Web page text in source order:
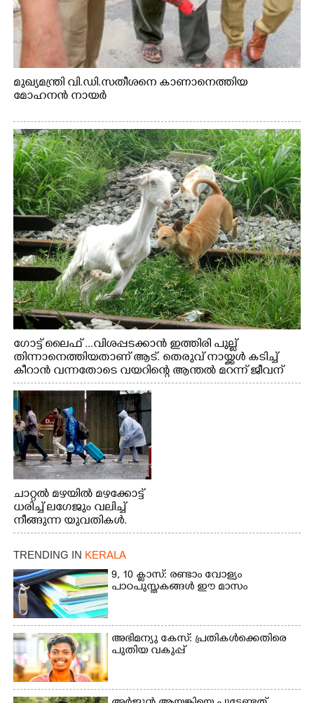
മുഖ്യമന്ത്രി വി.ഡി.സതീശനെ കാണാനെത്തിയ
മോഹനൻ നായർ
ഗോട്ട് ലൈഫ് ...വിശപ്പടക്കാൻ ഇത്തിരി പുല്ല്
തിന്നാനെത്തിയതാണ് ആട്. തെരുവ് നായ്ക്കൾ കടിച്ച്
കീറാൻ വന്നതോടെ വയറിന്റെ ആന്തൽ മറന്ന് ജീവന്
വേണ്ടിയായി ഓട്ടം. എറണാകുളം വാത്തുരുത്തിയിൽ
നിന്നുള്ള കാഴ്ച
ചാറ്റൽ മഴയിൽ മഴക്കോട്ട്
ധരിച്ച് ലഗേജും വലിച്ച്
നീങ്ങുന്ന യുവതികൾ.
എറണാകുളം മേനകയിൽ
നിന്നുള്ള കാഴ്ച
TRENDING IN KERALA
9, 10 ക്ലാസ്: രണ്ടാം വോള്യം
പാഠപുസ്തകങ്ങൾ ഈ മാസം
അഭിമന്യു കേസ്: പ്രതികൾക്കെതിരെ
പുതിയ വകുപ്പ്